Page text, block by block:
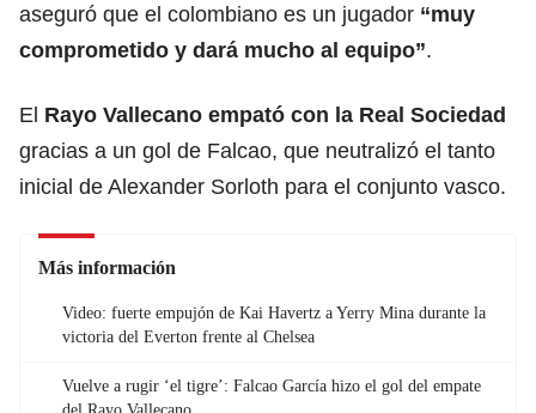
aseguró que el colombiano es un jugador “muy
comprometido y dará mucho al equipo”.
El Rayo Vallecano empató con la Real Sociedad
gracias a un gol de Falcao, que neutralizó el tanto
inicial de Alexander Sorloth para el conjunto vasco.
Más información
Video: fuerte empujón de Kai Havertz a Yerry Mina durante la
victoria del Everton frente al Chelsea
Vuelve a rugir ‘el tigre’: Falcao García hizo el gol del empate